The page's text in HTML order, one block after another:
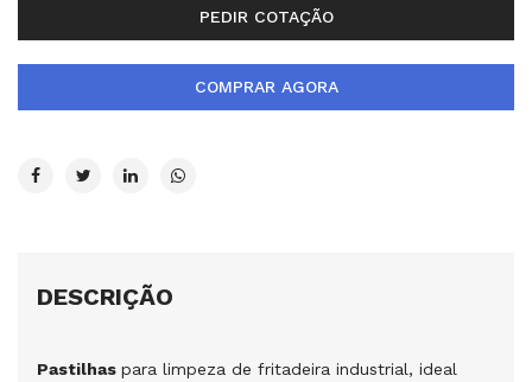
PEDIR COTAÇÃO
COMPRAR AGORA
DESCRIÇÃO
Pastilhas para limpeza de fritadeira industrial, ideal